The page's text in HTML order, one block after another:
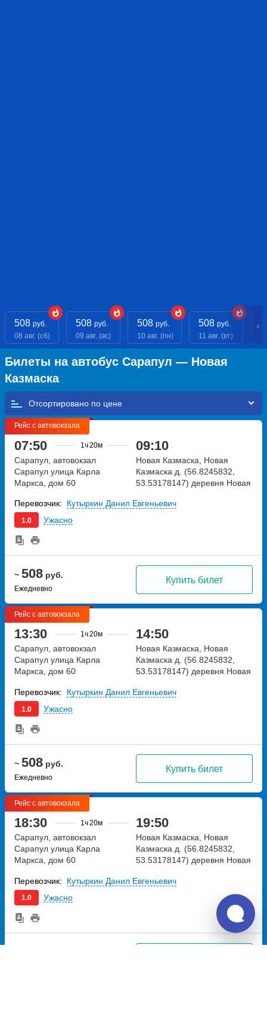
508 руб.
08 авг. (сб)
508 руб.
09 авг. (вс)
508 руб.
10 авг. (пн)
508 руб.
11 авг. (вт)
Билеты на автобус Сарапул — Новая
Казмаска
Отсортировано по
Рейс с автовокзала
07:50 1ч20м 09:10
~ 508 руб.
Ежедневно
Купить билет
Сарапул, автовокзал
Сарапул улица Карла
Маркса, дом 60
Новая Казмаска, Новая
Казмаска д. (56.8245832,
53.53178147) деревня Новая
переулок
1.0 Ужасно
Перевозчик: Кутыркин Данил Евгеньевич
Рейс с автовокзала
13:30 1ч20м 14:50
~ 508 руб.
Ежедневно
Купить билет
Сарапул, автовокзал
Сарапул улица Карла
Маркса, дом 60
Новая Казмаска, Новая
Казмаска д. (56.8245832,
53.53178147) деревня Новая
переулок
1.0 Ужасно
Перевозчик: Кутыркин Данил Евгеньевич
Рейс с автовокзала
18:30 1ч20м 19:50
Сарапул, автовокзал
Сарапул улица Карла
Маркса, дом 60
Новая Казмаска, Новая
Казмаска д. (56.8245832,
53.53178147) деревня Новая
переулок
1.0 Ужасно
Перевозчик: Кутыркин Данил Евгеньевич